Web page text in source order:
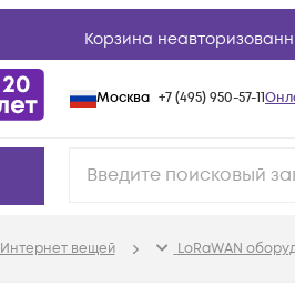
Корзина
Москва +7 (495) 950-57-11
Интернет вещей LoRaWAN